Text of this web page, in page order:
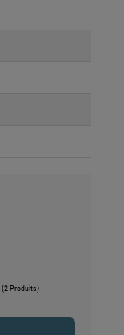
(2 Produits)